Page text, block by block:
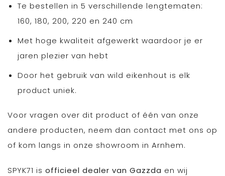
Te bestellen in 5 verschillende lengtematen:
160, 180, 200, 220 en 240 cm
Met hoge kwaliteit afgewerkt waardoor je er
jaren plezier van hebt
Door het gebruik van wild eikenhout is elk
product uniek.
Voor vragen over dit product of één van onze
andere producten, neem dan contact met ons op
of kom langs in onze showroom in Arnhem.
SPYK71 is officieel dealer van Gazzda en wij